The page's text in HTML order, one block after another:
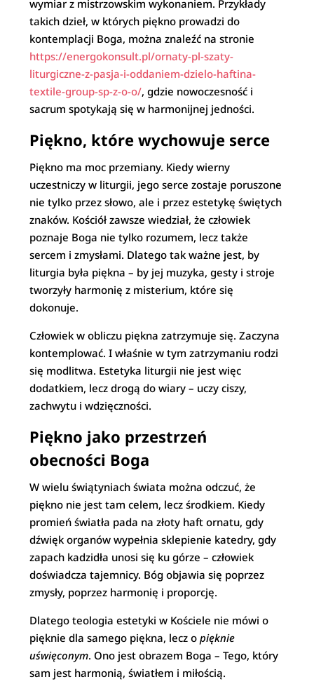
wymiar z mistrzowskim wykonaniem. Przykłady
takich dzieł, w których piękno prowadzi do
kontemplacji Boga, można znaleźć na stronie
https://energokonsult.pl/ornaty-pl-szaty-
liturgiczne-z-pasja-i-oddaniem-dzielo-haftina-
textile-group-sp-z-o-o/, gdzie nowoczesność i
sacrum spotykają się w harmonijnej jedności.
Piękno, które wychowuje serce
Piękno ma moc przemiany. Kiedy wierny
uczestniczy w liturgii, jego serce zostaje poruszone
nie tylko przez słowo, ale i przez estetykę świętych
znaków. Kościół zawsze wiedział, że człowiek
poznaje Boga nie tylko rozumem, lecz także
sercem i zmysłami. Dlatego tak ważne jest, by
liturgia była piękna – by jej muzyka, gesty i stroje
tworzyły harmonię z misterium, które się
dokonuje.
Człowiek w obliczu piękna zatrzymuje się. Zaczyna
kontemplować. I właśnie w tym zatrzymaniu rodzi
się modlitwa. Estetyka liturgii nie jest więc
dodatkiem, lecz drogą do wiary – uczy ciszy,
zachwytu i wdzięczności.
Piękno jako przestrzeń
obecności Boga
W wielu świątyniach świata można odczuć, że
piękno nie jest tam celem, lecz środkiem. Kiedy
promień światła pada na złoty haft ornatu, gdy
dźwięk organów wypełnia sklepienie katedry, gdy
zapach kadzidła unosi się ku górze – człowiek
doświadcza tajemnicy. Bóg objawia się poprzez
zmysły, poprzez harmonię i proporcję.
Dlatego teologia estetyki w Kościele nie mówi o
pięknie dla samego piękna, lecz opięknie
uświęconym. Ono jest obrazem Boga – Tego, który
sam jest harmonią, światłem i miłością.